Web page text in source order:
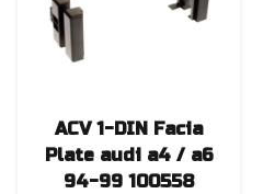
ACV 1-DIN Facia
Plate audi a4 / a6
94-99 100558